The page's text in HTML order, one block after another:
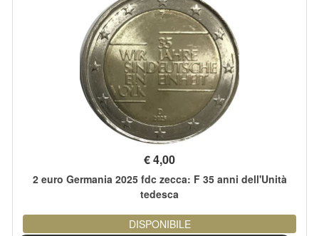
€4,00
2 euro Germania 2025 fdc zecca: F 35 anni dell'Unità
tedesca
DISPONIBILE